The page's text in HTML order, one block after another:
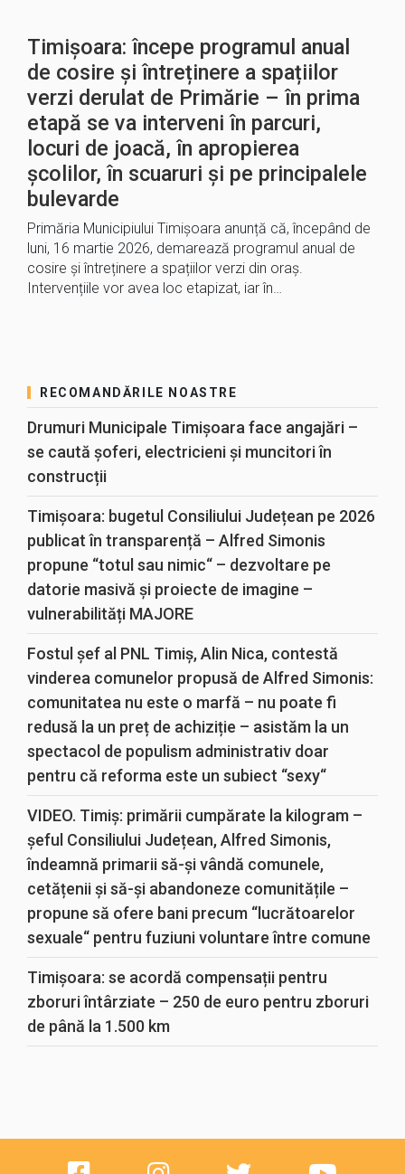
Timișoara: începe programul anual
de cosire și întreținere a spațiilor
verzi derulat de Primărie – în prima
etapă se va interveni în parcuri,
locuri de joacă, în apropierea
școlilor, în scuaruri și pe principalele
bulevarde
Primăria Municipiului Timișoara anunță că, începând de
luni, 16 martie 2026, demarează programul anual de
cosire și întreținere a spațiilor verzi din oraș.
Intervențiile vor avea loc etapizat, iar în…
RECOMANDĂRILE NOASTRE
Drumuri Municipale Timișoara face angajări –
se caută șoferi, electricieni și muncitori în
construcții
Timișoara: bugetul Consiliului Județean pe 2026
publicat în transparență – Alfred Simonis
propune “totul sau nimic“ – dezvoltare pe
datorie masivă și proiecte de imagine –
vulnerabilități MAJORE
Fostul șef al PNL Timiș, Alin Nica, contestă
vinderea comunelor propusă de Alfred Simonis:
comunitatea nu este o marfă – nu poate fi
redusă la un preț de achiziție – asistăm la un
spectacol de populism administrativ doar
pentru că reforma este un subiect “sexy“
VIDEO. Timiș: primării cumpărate la kilogram –
șeful Consiliului Județean, Alfred Simonis,
îndeamnă primarii să-și vândă comunele,
cetățenii și să-și abandoneze comunitățile –
propune să ofere bani precum “lucrătoarelor
sexuale“ pentru fuziuni voluntare între comune
Timișoara: se acordă compensații pentru
zboruri întârziate – 250 de euro pentru zboruri
de până la 1.500 km